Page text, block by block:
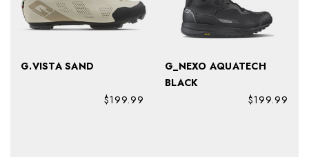
G.VISTA SAND
$199.99
G_NEXO AQUATECH
BLACK
$199.99